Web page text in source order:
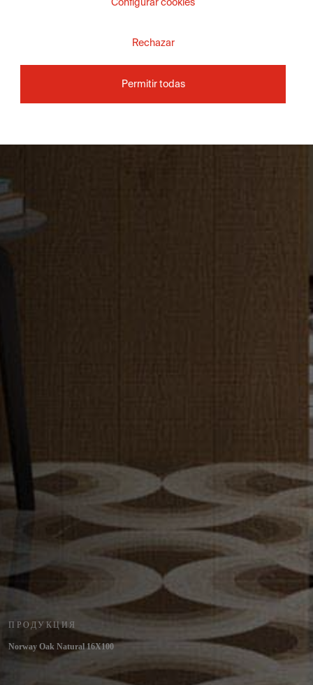
ПРОДУКЦИЯ
Norway Oak Natural 16X100
Rechazar
Permitir todas